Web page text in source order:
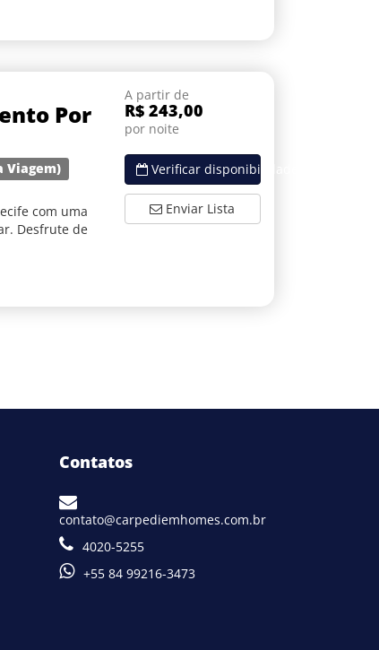
Por
Viagem)
com uma
Desfrute de
A partir de
R$ 243,00
por noite
Verificar disponibilidade
Enviar Lista
Contatos
contato@carpediemhomes.com.br
4020-5255
+55 84 99216-3473